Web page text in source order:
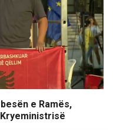
e Ramës,